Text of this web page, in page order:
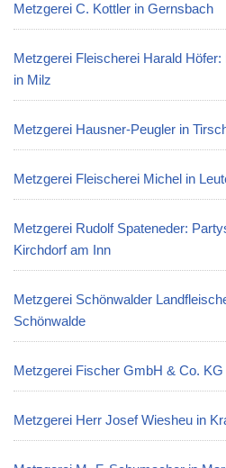
Metzgerei C. Kottler in Gernsbach
Metzgerei Fleischerei Harald
in Milz
Metzgerei Hausner-Peugler in
Metzgerei Fleischerei Michel in
Metzgerei Rudolf Spateneder:
Kirchdorf am Inn
Metzgerei Schönwalder
Schönwalde
Metzgerei Fischer GmbH & Co.
Metzgerei Herr Josef Wiesheu in